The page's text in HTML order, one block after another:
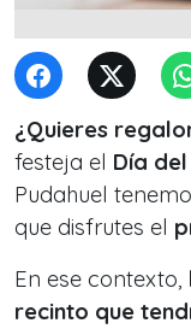
¿Quieres
festeja el Día
Pudahuel
que disfrutes el
En ese contexto,
recinto que